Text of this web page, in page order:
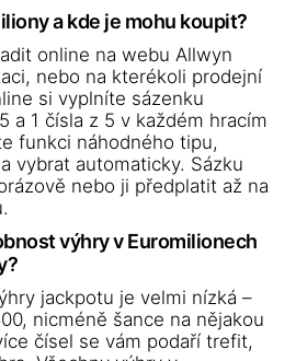
a kde je mohu koupit?
online na webu Allwyn
nebo na kterékoli prodejní
si vyplníte sázenku
a 1 čísla z 5 v každém hracím
funkci náhodného tipu,
vybrat automaticky. Sázku
nebo ji předplatit až na
výhry v Euromilionech
jackpotu je velmi nízká –
nicméně šance na nějakou
čísel se vám podaří trefit,